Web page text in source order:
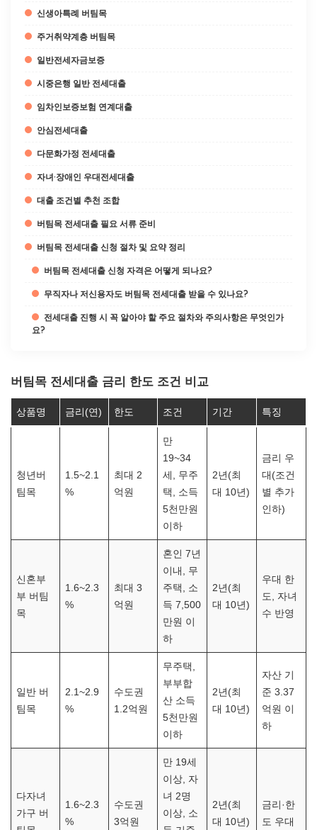
신생아특례 버팀목
주거취약계층 버팀목
일반전세자금보증
시중은행 일반 전세대출
임차인보증보험 연계대출
안심전세대출
다문화가정 전세대출
자녀·장애인 우대전세대출
대출 조건별 추천 조합
버팀목 전세대출 필요 서류 준비
버팀목 전세대출 신청 절차 및 요약 정리
버팀목 전세대출 신청 자격은 어떻게 되나요?
무직자나 저신용자도 버팀목 전세대출 받을 수 있나요?
전세대출 진행 시 꼭 알아야 할 주요 절차와 주의사항은 무엇인가
요?
버팀목 전세대출 금리 한도 조건 비교
상품명 금리(연) 한도 조건 기간 특징
청년버
팀목
1.5~2.1
%
최대 2
억원
만
19~34
세, 무주
택, 소득
5천만원
이하
2년(최
대 10년)
금리 우
대(조건
별 추가
인하)
신혼부
부 버팀
목
1.6~2.3
%
최대 3
억원
혼인 7년
이내, 무
주택, 소
득 7,500
만원 이
하
2년(최
대 10년)
우대 한
도, 자녀
수 반영
일반 버
팀목
2.1~2.9
%
수도권
1.2억원
무주택,
부부합
산 소득
5천만원
이하
2년(최
대 10년)
자산 기
준 3.37
억원 이
하
다자녀
가구 버
1.6~2.3
%
수도권
3억원
만 19세
이상, 자
녀 2명
이상, 소
2년(최
대 10년)
금리·한
도 우대